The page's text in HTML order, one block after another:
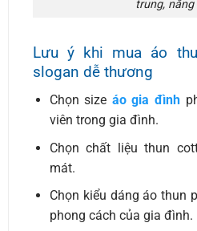
trung,
Lưu ý khi mua áo
slogan dễ thương
Chọn size áo gia đình
viên trong gia đình.
Chọn chất liệu thun
mát.
Chọn kiểu dáng áo thun
phong cách của gia đình.